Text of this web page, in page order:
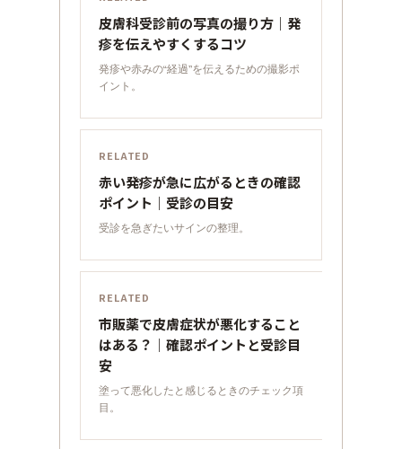
皮膚科受診前の写真の撮り方｜発
疹を伝えやすくするコツ
発疹や赤みの“経過”を伝えるための撮影ポ
イント。
RELATED
赤い発疹が急に広がるときの確認
ポイント｜受診の目安
受診を急ぎたいサインの整理。
RELATED
市販薬で皮膚症状が悪化すること
はある？｜確認ポイントと受診目
安
塗って悪化したと感じるときのチェック項
目。